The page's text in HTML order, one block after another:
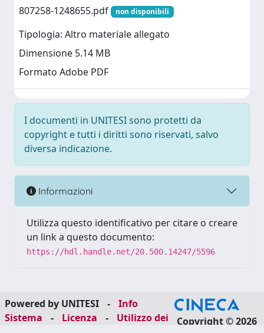
807258-1248655.pdf
non disponibili
Tipologia: Altro materiale allegato
Dimensione 5.14 MB
Formato Adobe PDF
I documenti in UNITESI sono protetti da
copyright e tutti i diritti sono riservati, salvo
diversa indicazione.
Informazioni
Utilizza questo identificativo per citare o creare
un link a questo documento:
https://hdl.handle.net/20.500.14247/5596
Powered by UNITESI -
Info
Sistema
- Licenza -
Utilizzo dei
Copyright © 2026